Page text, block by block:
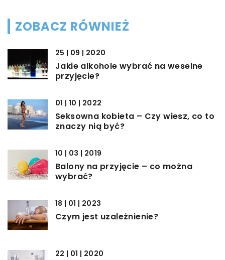
ZOBACZ RÓWNIEŻ
25 | 09 | 2020
Jakie alkohole wybrać na weselne
przyjęcie?
01 | 10 | 2022
Seksowna kobieta – Czy wiesz, co to
znaczy nią być?
10 | 03 | 2019
Balony na przyjęcie – co można
wybrać?
18 | 01 | 2023
Czym jest uzależnienie?
22 | 01 | 2020